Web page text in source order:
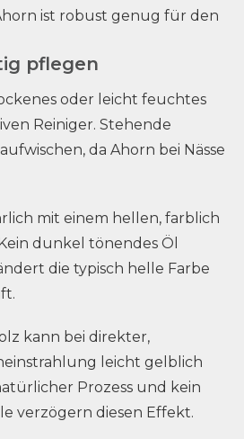
ist robust genug für den
pflegen
oder leicht feuchtes
Reiniger. Stehende
da Ahorn bei Nässe
mit einem hellen, farblich
dunkel tönendes Öl
die typisch helle Farbe
kann bei direkter,
leicht gelblich
Prozess und kein
verzögern diesen Effekt.